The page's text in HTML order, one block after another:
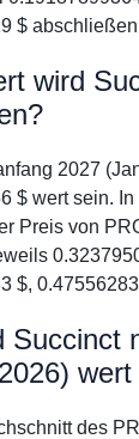
$
wird
2027
$ wert sein.
Preis von
$,
Succinct
wert
des